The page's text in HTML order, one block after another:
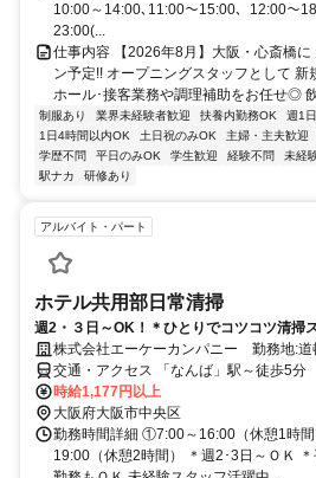
10:00～14:00､11:00～15:00、12:00～
23:00(...
仕事内容 【2026年8月】大阪・心斎橋
ン予定!! オープニングスタッフとして 新
ホール･接客業務や調理補助をお任せ◎
制服あり 業界未経験者歓迎 扶養内勤務OK 週1
1日4時間以内OK
土日祝のみOK 主婦・主夫歓迎
学歴不問
平日のみOK 学生歓迎 経験不問 未経
駅ナカ
研修あり
アルバイト・パート
ホテル共用部日常清掃
週2・３日～OK！＊ひとりでコツコツ清掃
株式会社エーケーカンパニー 勤務地:道
交通・アクセス 「なんば」駅～徒歩5分
時給1,177円以上
大阪府大阪市中央区
勤務時間詳細 ①7:00～16:00（休憩1時
19:00（休憩2時間） ＊週2･3日～ＯＫ